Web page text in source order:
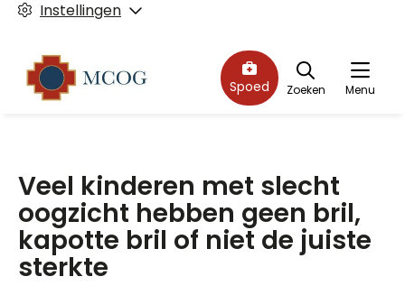
Instellingen
Menu
Spoed Zoeken
Veel kinderen met slecht
oogzicht hebben geen bril,
kapotte bril of niet de juiste
sterkte